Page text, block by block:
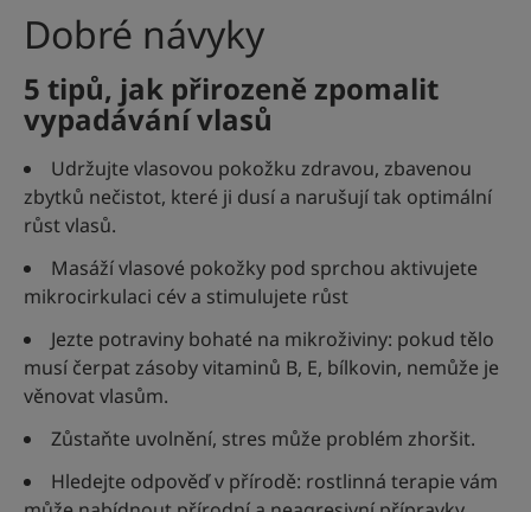
Dobré návyky
5 tipů, jak přirozeně zpomalit
vypadávání vlasů
Udržujte vlasovou pokožku zdravou, zbavenou
zbytků nečistot, které ji dusí a narušují tak optimální
růst vlasů.
Masáží vlasové pokožky pod sprchou aktivujete
mikrocirkulaci cév a stimulujete růst
Jezte potraviny bohaté na mikroživiny: pokud tělo
musí čerpat zásoby vitaminů B, E, bílkovin, nemůže je
věnovat vlasům.
Zůstaňte uvolnění, stres může problém zhoršit.
Hledejte odpověď v přírodě: rostlinná terapie vám